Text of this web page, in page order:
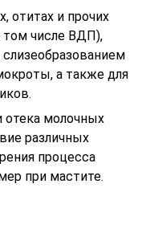
отитах и прочих
том числе ВДП),
а также для
отека молочных
различных
процесса
при мастите.